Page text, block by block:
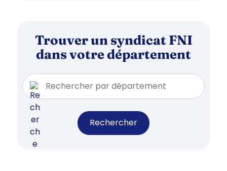
Trouver un syndicat FNI
dans votre département